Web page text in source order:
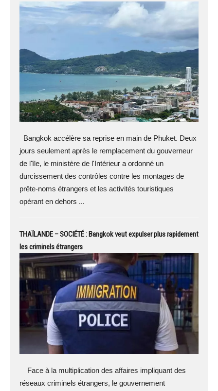
Bangkok accélère sa reprise en main de Phuket. Deux
jours seulement après le remplacement du gouverneur
de l'île, le ministère de l'Intérieur a ordonné un
durcissement des contrôles contre les montages de
prête-noms étrangers et les activités touristiques
opérant en dehors ...
THAÏLANDE – SOCIÉTÉ : Bangkok veut expulser plus rapidement
les criminels étrangers
Face à la multiplication des affaires impliquant des
réseaux criminels étrangers, le gouvernement